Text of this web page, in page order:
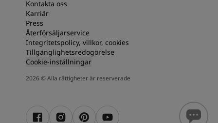
Kontakta oss
Karriär
Press
Återförsäljarservice
Integritetspolicy, villkor, cookies
Tillgänglighetsredogörelse
Cookie-inställningar
2026©Alla rättigheter är reserverade